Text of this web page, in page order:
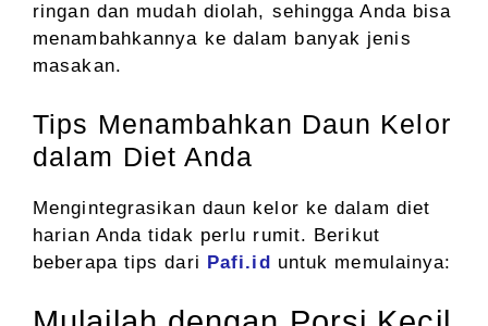
ringan dan mudah diolah, sehingga Anda bisa
menambahkannya ke dalam banyak jenis
masakan.
Tips Menambahkan Daun Kelor
dalam Diet Anda
Mengintegrasikan daun kelor ke dalam diet
harian Anda tidak perlu rumit. Berikut
beberapa tips dari Pafi.id untuk memulainya: